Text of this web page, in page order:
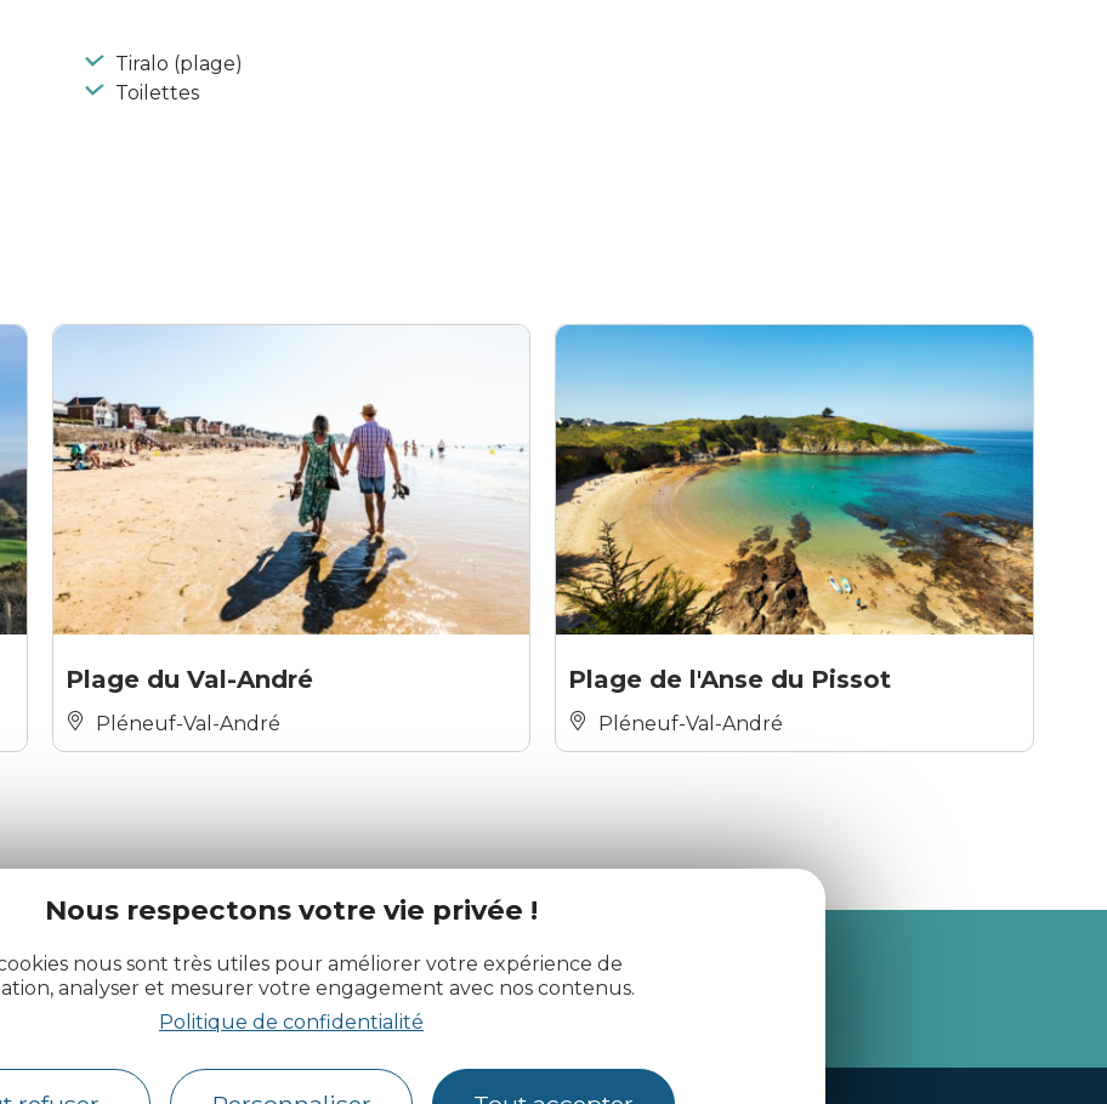
Nous respectons votre vie privée !
cookies nous sont très utiles pour améliorer votre expérience de
analyser et mesurer votre engagement avec nos contenus.
Politique de confidentialité
Tiralo (plage)
Toilettes
Plage du Val-André
Pléneuf-Val-André
Plage de l'Anse du Pissot
Pléneuf-Val-André
des Côtes d’Armor